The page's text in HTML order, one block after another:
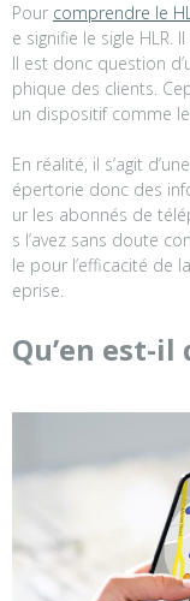
Pour comprendre le
e signifie le sigle HLR.
Il est donc question
phique des clients.
un dispositif comme
En réalité, il s’agit
épertorie donc des
ur les abonnés de
s l’avez sans doute
le pour l’efficacité de
eprise.
Qu’en est-il